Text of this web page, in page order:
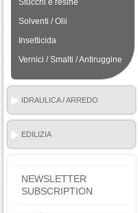
Stucchi e resine
Solventi / Olii
Insetticida
Vernici / Smalti / Antiruggine
IDRAULICA / ARREDO
BAGNO
EDILIZIA
NEWSLETTER
SUBSCRIPTION